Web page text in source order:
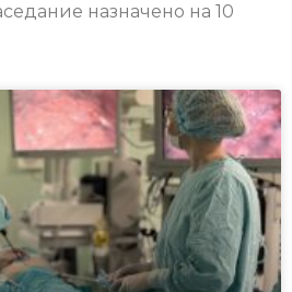
назначено на 10